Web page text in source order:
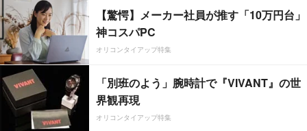
【驚愕】メーカー社員が推す「10万円台」
神コスパPC
オリコンタイアップ特集
「別班のよう」腕時計で『VIVANT』の世
界観再現
オリコンタイアップ特集